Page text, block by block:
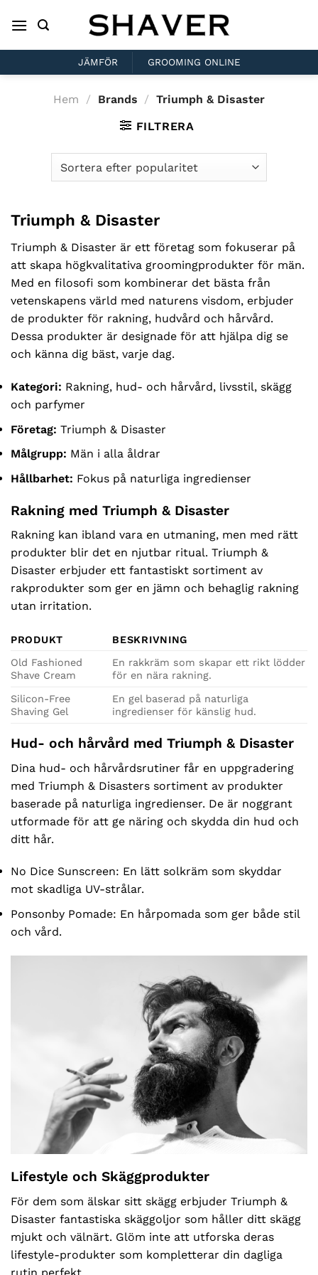
JÄMFÖR GROOMING ONLINE
Hem / Brands / Triumph & Disaster
FILTRERA
Triumph & Disaster
Triumph & Disaster är ett företag som fokuserar på
att skapa högkvalitativa groomingprodukter för män.
Med en filosofi som kombinerar det bästa från
vetenskapens värld med naturens visdom, erbjuder
de produkter för rakning, hudvård och hårvård.
Dessa produkter är designade för att hjälpa dig se
och känna dig bäst, varje dag.
Kategori: Rakning, hud- och hårvård, livsstil, skägg
och parfymer
Företag: Triumph & Disaster
Målgrupp: Män i alla åldrar
Hållbarhet: Fokus på naturliga ingredienser
Rakning med Triumph & Disaster
Rakning kan ibland vara en utmaning, men med rätt
produkter blir det en njutbar ritual. Triumph &
Disaster erbjuder ett fantastiskt sortiment av
rakprodukter som ger en jämn och behaglig rakning
utan irritation.
PRODUKT
BESKRIVNING
Old Fashioned
Shave Cream
En rakkräm som skapar ett rikt lödder
för en nära rakning.
Silicon-Free
Shaving Gel
En gel baserad på naturliga
ingredienser för känslig hud.
Hud- och hårvård med Triumph & Disaster
Dina hud- och hårvårdsrutiner får en uppgradering
med Triumph & Disasters sortiment av produkter
baserade på naturliga ingredienser. De är noggrant
utformade för att ge näring och skydda din hud och
ditt hår.
No Dice Sunscreen: En lätt solkräm som skyddar
mot skadliga UV-strålar.
Ponsonby Pomade: En hårpomada som ger både stil
och vård.
Lifestyle och Skäggprodukter
För dem som älskar sitt skägg erbjuder Triumph &
Disaster fantastiska skäggoljor som håller ditt skägg
mjukt och välnärt. Glöm inte att utforska deras
lifestyle-produkter som kompletterar din dagliga